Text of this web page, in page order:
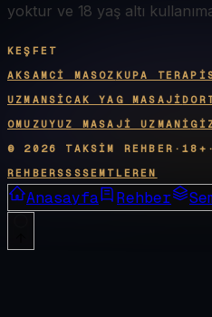
yoktur ve 18 yaş altı
KEŞFET
AKSAMCI MASOZ KUPA
UZMANSICAK YAG MASAJI
OMUZUYUZ MASAJI UZMANI
© 2026 TAKSIM REHBER ·18+ ·
REHBERSSSSEMTLER EN
Anasayfa Rehber